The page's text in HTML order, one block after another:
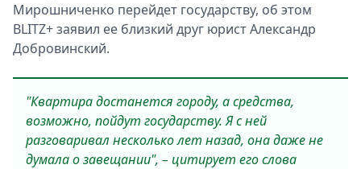
Мирошниченко перейдет государству, об этом
BLITZ+ заявил ее близкий друг юрист Александр
Добровинский.
"Квартира достанется городу, а средства,
возможно, пойдут государству. Яс ней
разговаривал несколько лет назад, она даже не
думала о завещании", – цитирует его слова